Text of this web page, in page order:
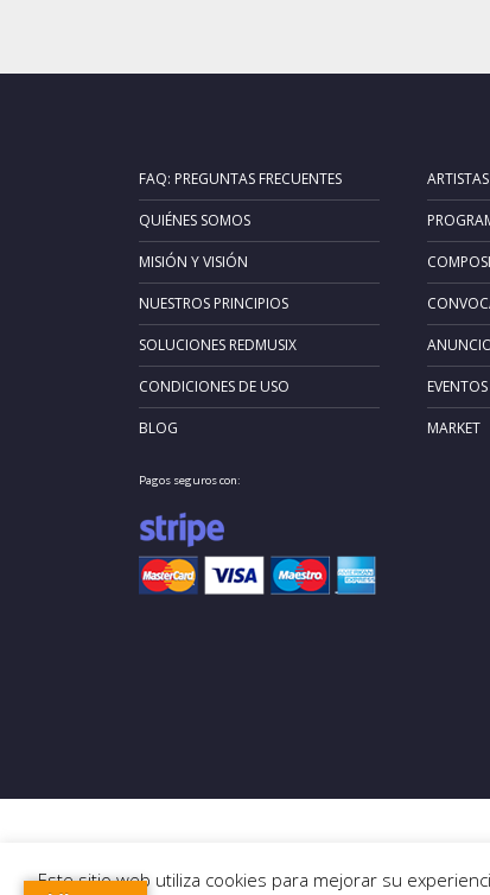
FAQ: PREGUNTAS FRECUENTES
QUIÉNES SOMOS
MISIÓN Y VISIÓN
NUESTROS PRINCIPIOS
SOLUCIONES REDMUSIX
CONDICIONES DE USO
BLOG
ARTISTAS
EVENTOS
MARKET
Pagos seguros con:
Este sitio web utiliza cookies para mejorar su